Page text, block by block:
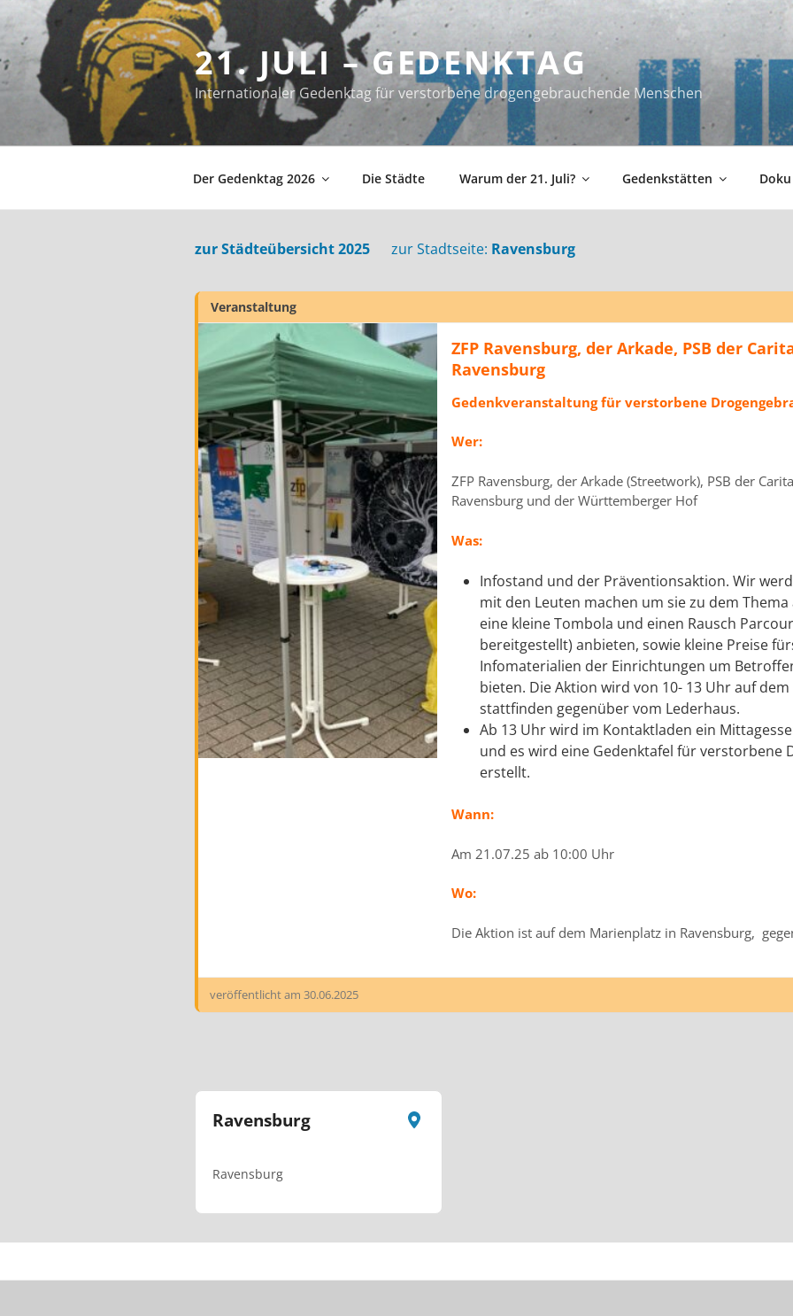
Inhalt
springen
21. JULI – GEDENKTAG
Internationaler Gedenktag für verstorbene drogengebrauchende Menschen
Der Gedenktag 2026 Die Städte Warum der 21. Juli? Gedenkstätten Doku
zur Städteübersicht 2025 zur Stadtseite: Ravensburg
Veranstaltung
ZFP Ravensburg, der Arkade, PSB der
Ravensburg
Gedenkveranstaltung für verstorbene
Wer:
ZFP Ravensburg, der Arkade (Streetwork), PSB der
Ravensburg und der Württemberger Hof
Was:
Infostand und der Präventionsaktion. Wir
mit den Leuten machen um sie zu dem
eine kleine Tombola und einen Rausch
bereitgestellt) anbieten, sowie kleine Preise
Infomaterialien der Einrichtungen um
bieten. Die Aktion wird von 10- 13 Uhr auf
stattfinden gegenüber vom Lederhaus.
Ab 13 Uhr wird im Kontaktladen ein
und es wird eine Gedenktafel für verstorbene
erstellt.
Wann:
Am 21.07.25 ab 10:00 Uhr
Wo:
Die Aktion ist auf dem Marienplatz in Ravensburg,
veröffentlicht am 30.06.2025
Ravensburg
Ravensburg